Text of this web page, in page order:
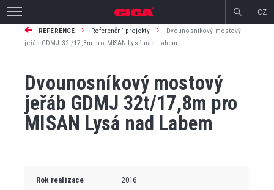
CZ
REFERENCE › Referenční projekty ›
Dvounosníkový mostový
jeřáb GDMJ 32t/17,8m pro MISAN Lysá nad Labem
Dvounosníkový mostový
jeřáb GDMJ 32t/17,8m pro
MISAN Lysá nad Labem
Rok realizace 2016